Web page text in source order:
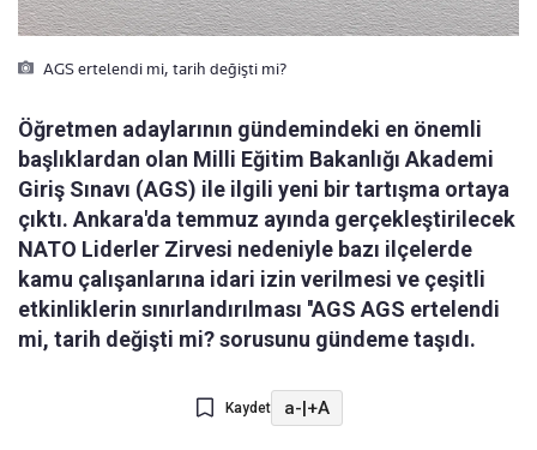
AGS ertelendi mi, tarih değişti mi?
Öğretmen adaylarının gündemindeki en önemli
başlıklardan olan Milli Eğitim Bakanlığı Akademi
Giriş Sınavı (AGS) ile ilgili yeni bir tartışma ortaya
çıktı. Ankara'da temmuz ayında gerçekleştirilecek
NATO Liderler Zirvesi nedeniyle bazı ilçelerde
kamu çalışanlarına idari izin verilmesi ve çeşitli
etkinliklerin sınırlandırılması ''AGS AGS ertelendi
mi, tarih değişti mi? sorusunu gündeme taşıdı.
Kaydet a-|+A